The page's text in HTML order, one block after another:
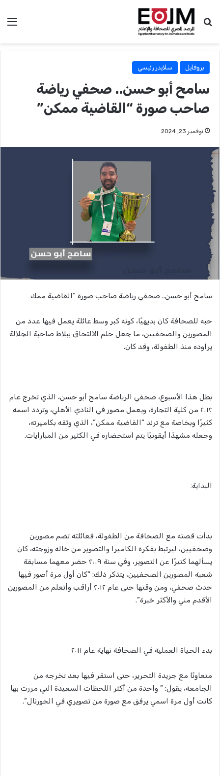
بحث عن
بروفايل سلايدر رئيسي
سامح أبو حسن.. صحفي رياضة
صاحب صورة “القاضية ممكن”
نوفمبر 23, 2024
سامح أبو حسن.. صحفي رياضة صاحب صورة “القاضية ممك
حبه للصحافة كان بديهيًا، كونه كبر وسط عائلة يعمل فيها عدد من
المصورين والصحفيين، ما جعل حلم الالتحاق ببلاط صاحبة الجلالة
يراوده منذ الطفولة، وقد كان.
بطل هذا الأسبوع، صحفي الرياضة سامح أبو حسن، الذي تخرج عام
٢٠١٢ من كلية التجارة، ويعمل مصور في النادي الأهلي، وتردد اسمه
كثيرًا وبخاصة مع ترند “القاضية ممكن”، الذي وثقه بكاميرته،
وجعله مشهدًا أيقونيًا يتم استحضاره في الكثير من المبارايات.
البداية:
بدأت قصته مع الصحافة من الطفولة، فعائلته تضم مصورين
وصحفيين، ليرتبط بفكرة الكاميرا والتصوير من خاله وزوجته، كان
يسألهما كتيرًا عن التصوير، وفي سنة ٢٠٠٩ حضر معهما مسابقة
شعبة المصورين الصحفيين، يتذكر ذلك: “كان أول مرة أصور فيها
حدث صحفي، ومن وقتها حتى عام ٢٠١٢ أراقب وأتعلم من المصورين
الأقدم مني والأكثر خبرة”.
بدء الحياة العملية في الصحافة نهاية عام ٢٠١١
متعاونًا مع جريدة التحرير، حتى استقر فيها بعد تخرجه من
الجامعة، يقول: ” واحدة من أكثر اللحظات السعيدة التي مررت بها
كانت أول مرة اسمي يرفق مع صورة من تصويري في الجورنال”.